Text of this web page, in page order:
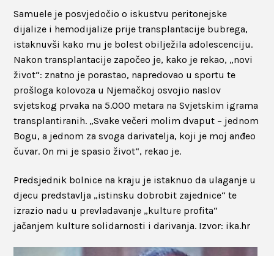
Samuele je posvjedočio o iskustvu peritonejske
dijalize i hemodijalize prije transplantacije bubrega,
istaknuvši kako mu je bolest obilježila adolescenciju.
Nakon transplantacije započeo je, kako je rekao, „novi
život“: znatno je porastao, napredovao u sportu te
prošloga kolovoza u Njemačkoj osvojio naslov
svjetskog prvaka na 5.000 metara na Svjetskim igrama
transplantiranih. „Svake večeri molim dvaput – jednom
Bogu, a jednom za svoga darivatelja, koji je moj anđeo
čuvar. On mi je spasio život“, rekao je.
Predsjednik bolnice na kraju je istaknuo da ulaganje u
djecu predstavlja „istinsku dobrobit zajednice“ te
izrazio nadu u prevladavanje „kulture profita“
jačanjem kulture solidarnosti i darivanja. Izvor: ika.hr